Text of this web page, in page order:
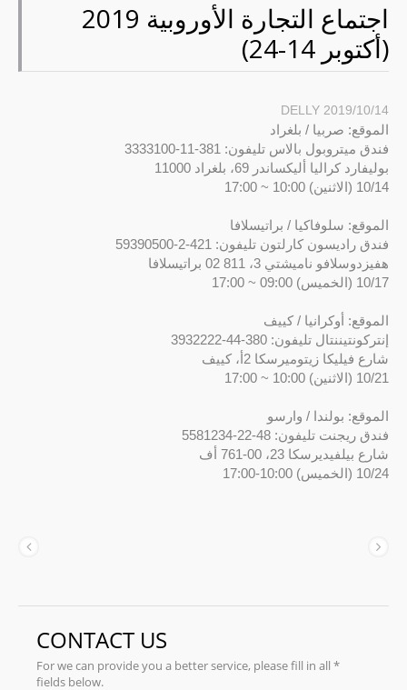
اجتماع التجارة الأوروبية 2019
(أكتوبر 14-24)
2019/10/14
DELLY
الموقع: صربيا / بلغراد
فندق ميتروبول بالاس تليفون: 381-11-3333100
بوليفارد كراليا أليكساندر 69، بلغراد 11000
10/14 (الاثنين) 10:00 ~ 17:00
الموقع: سلوفاكيا / براتيسلافا
فندق راديسون كارلتون تليفون: 421-2-59390500
هفيزدوسلافو ناميشتي 3، 811 02 براتيسلافا
10/17 (الخميس) 09:00 ~ 17:00
الموقع: أوكرانيا / كييف
إنتركونتيننتال تليفون: 380-44-3932222
شارع فيليكا زيتوميرسكا 2أ، كييف
10/21 (الاثنين) 10:00 ~ 17:00
الموقع: بولندا / وارسو
فندق ريجنت تليفون: 48-22-5581234
شارع بيلفيديرسكا 23، 00-761 أف
10/24 (الخميس) 10:00-17:00